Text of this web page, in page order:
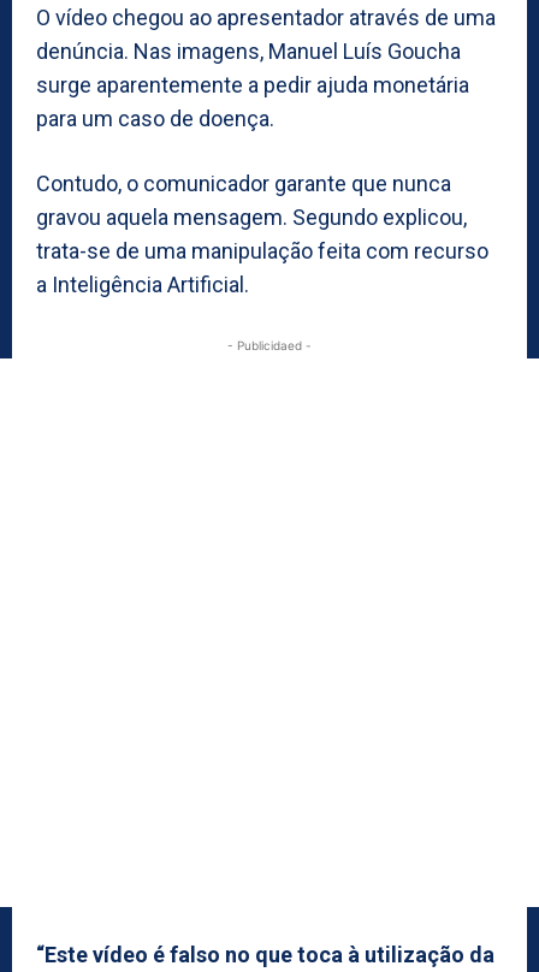
O vídeo chegou ao apresentador através de uma
denúncia. Nas imagens, Manuel Luís Goucha
surge aparentemente a pedir ajuda monetária
para um caso de doença.
Contudo, o comunicador garante que nunca
gravou aquela mensagem. Segundo explicou,
trata-se de uma manipulação feita com recurso
a Inteligência Artificial.
- Publicidaed -
“Este vídeo é falso no que toca à utilização da